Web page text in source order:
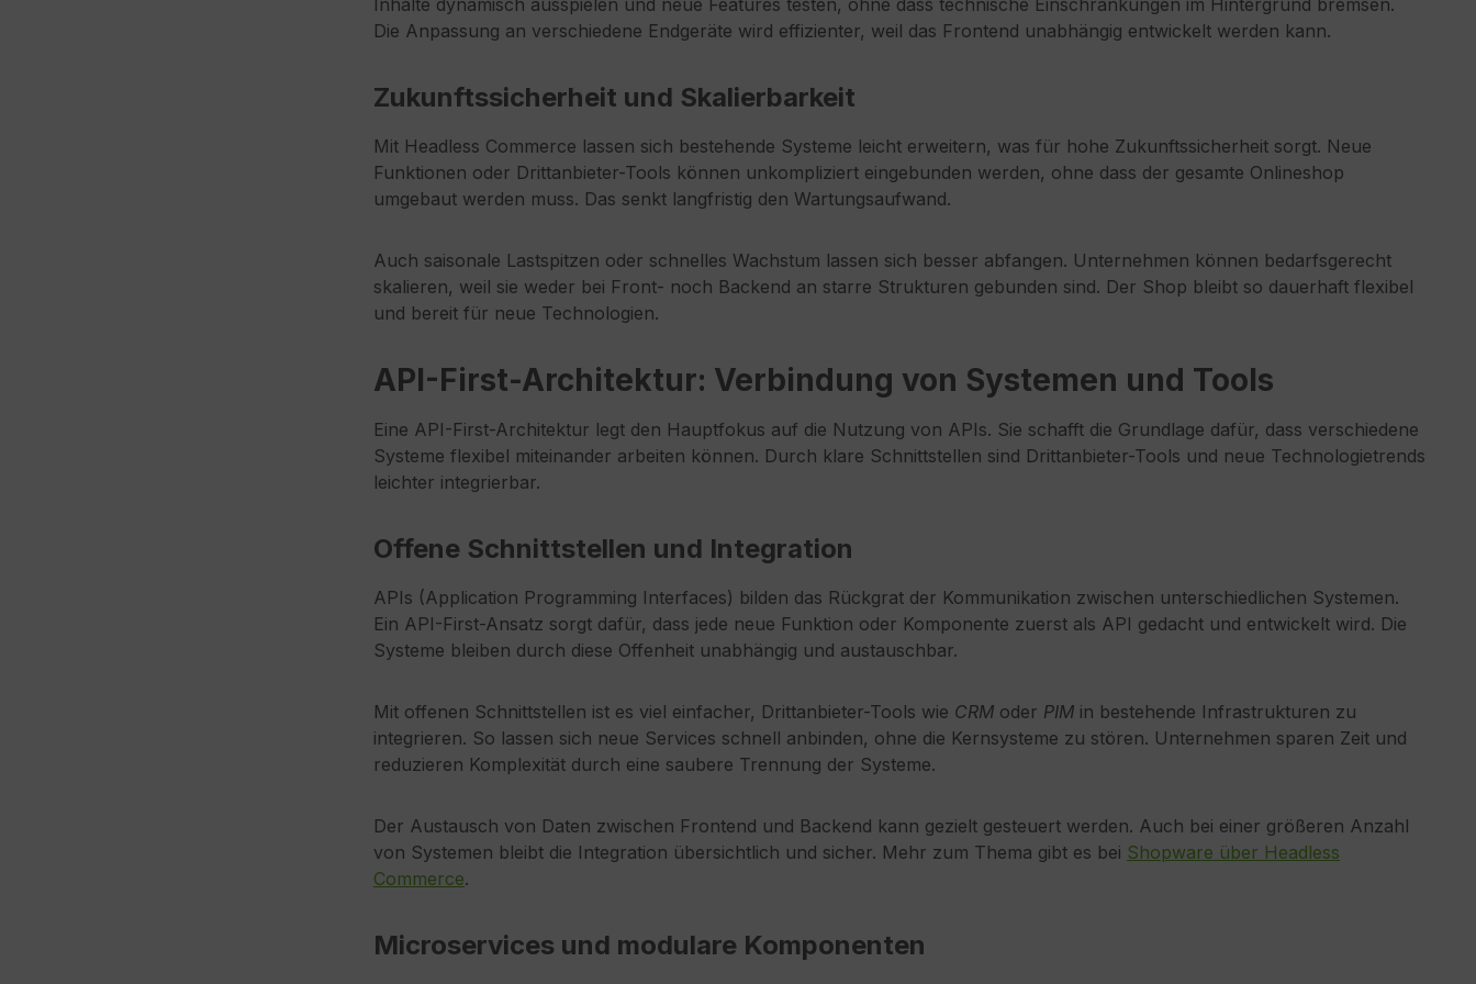
Inhalte dynamisch ausspielen und neue Features testen, ohne dass technische Einschränkungen im Hintergrund bremsen.
Die Anpassung an verschiedene Endgeräte wird effizienter, weil das Frontend unabhängig entwickelt werden kann.
Zukunftssicherheit und Skalierbarkeit
Mit Headless Commerce lassen sich bestehende Systeme leicht erweitern, was für hohe Zukunftssicherheit sorgt. Neue
Funktionen oder Drittanbieter-Tools können unkompliziert eingebunden werden, ohne dass der gesamte Onlineshop
umgebaut werden muss. Das senkt langfristig den Wartungsaufwand.
Auch saisonale Lastspitzen oder schnelles Wachstum lassen sich besser abfangen. Unternehmen können bedarfsgerecht
skalieren, weil sie weder bei Front- noch Backend an starre Strukturen gebunden sind. Der Shop bleibt so dauerhaft flexibel
und bereit für neue Technologien.
API-First-Architektur: Verbindung von Systemen und Tools
Eine API-First-Architektur legt den Hauptfokus auf die Nutzung von APIs. Sie schafft die Grundlage dafür, dass verschiedene
Systeme flexibel miteinander arbeiten können. Durch klare Schnittstellen sind Drittanbieter-Tools und neue Technologietrends
leichter integrierbar.
Offene Schnittstellen und Integration
APIs (Application Programming Interfaces) bilden das Rückgrat der Kommunikation zwischen unterschiedlichen Systemen.
Ein API-First-Ansatz sorgt dafür, dass jede neue Funktion oder Komponente zuerst als API gedacht und entwickelt wird. Die
Systeme bleiben durch diese Offenheit unabhängig und austauschbar.
Mit offenen Schnittstellen ist es viel einfacher, Drittanbieter-Tools wie CRM oder PIM in bestehende Infrastrukturen zu
integrieren. So lassen sich neue Services schnell anbinden, ohne die Kernsysteme zu stören. Unternehmen sparen Zeit und
reduzieren Komplexität durch eine saubere Trennung der Systeme.
Der Austausch von Daten zwischen Frontend und Backend kann gezielt gesteuert werden. Auch bei einer größeren Anzahl
von Systemen bleibt die Integration übersichtlich und sicher. Mehr zum Thema gibt es bei Shopware über Headless
Commerce.
Microservices und modulare Komponenten